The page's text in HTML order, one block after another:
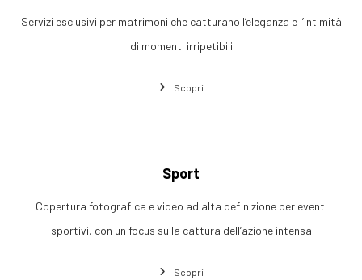
Servizi esclusivi per matrimoni che catturano l’eleganza e l’intimità
di momenti irripetibili
Scopri
Sport
Copertura fotografica e video ad alta definizione per eventi
sportivi, con un focus sulla cattura dell’azione intensa
Scopri